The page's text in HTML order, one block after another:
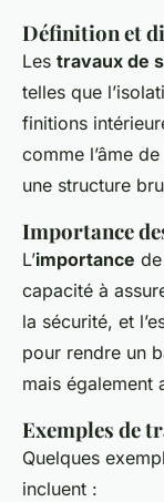
Définition et
Les travaux de
telles que
finitions
comme l’âme
une structure
Importance
L’importance
capacité à
la sécurité, et
pour rendre un
mais également
Exemples de
Quelques
incluent :